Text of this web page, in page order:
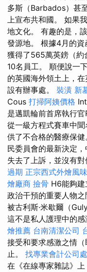
多斯（Barbados）甚
上宣布共和國。 如果
地文化。 有趣的是，
發源地。 根據4月的
獲得了565萬英鎊（約
10名員工。 順便說一
的英國​​海外領土上，
設有辦事處。 裝潢 新
Cous 打掃阿姨價格
是邁凱輪前首席執行官
從一級方程式賽車中
供了不合格的醫療保健
民委員會的最新決定
失去了上訴，並沒有
過期 正宗西式外燴風味
燴廠商 撿骨 H6能夠
政治干預的重要人物
被古利斯·米歇爾（
這不是私人護理中的
燴推薦 台南清潔公司
接受和要求感激之情
止。 找專業會計公司
在《在線專家雜誌》